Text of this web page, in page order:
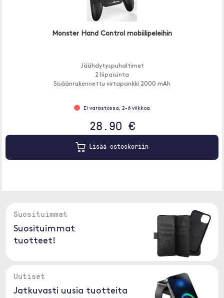
Monster Hand Control mobiilipeleihin
Jäähdytyspuhaltimet
2 liipaisinta
Sisäänrakennettu virtapankki 2000 mAh
Ei varastossa, 2-6 viikkoa
28.90 €
Lisää ostoskoriin
Suosituimmat
Suosituimmat
tuotteet!
Uutiset
Jatkuvasti uusia tuotteita